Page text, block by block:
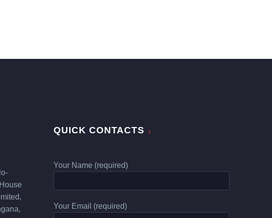
QUICK CONTACTS
Your Name (required)
Your Email (required)